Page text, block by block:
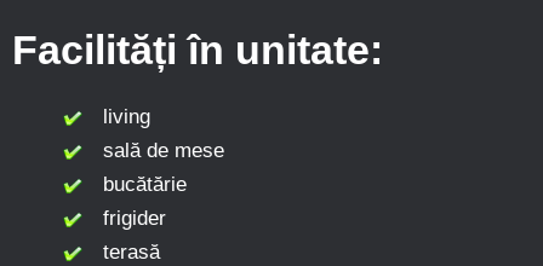
Facilități în unitate:
living
sală de mese
bucătărie
frigider
terasă